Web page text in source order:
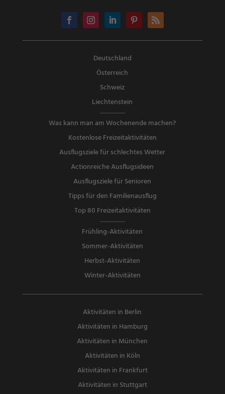
Deutschland
Österreich
Schweiz
Liechtenstein
Was kann man am Wochenende machen?
Kostenlose Freizeitaktivitäten
Ausflugsziele für schlechtes Wetter
Actionreiche Ausflugsideen
Ausflugsziele für Senioren
Tipps für den Familienausflug
Top 80 Freizeitaktivitäten
Frühling-Aktivitäten
Sommer-Aktivitäten
Herbst-Aktivitäten
Winter-Aktivitäten
Aktivitäten in Berlin
Aktivitäten in Hamburg
Aktivitäten in München
Aktivitäten in Köln
Aktivitäten in Frankfurt
Aktivitäten in Stuttgart